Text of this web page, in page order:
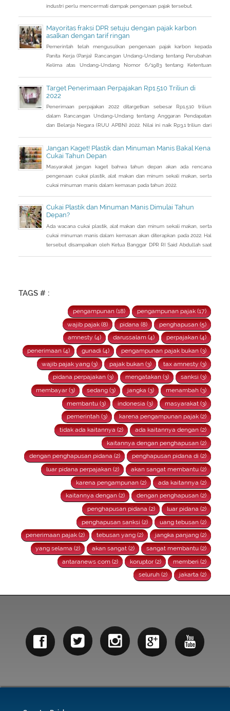
industri perlu mencermati dampak pengenaan pajak tersebut.
Mayoritas fraksi DPR setuju dengan pajak karbon
asalkan dengan tarif ringan
Pemerintah telah mengusulkan pengenaan pajak karbon kepada
Panita Kerja (Panja) Rancangan Undang-Undang tentang Perubahan
Kelima atas Undang-Undang Nomor 6/1983 tentang Ketentuan
Target Penerimaan Perpajakan Rp1.510 Triliun di
2022
Penerimaan perpajakan 2022 ditargetkan sebesar Rp1.510 triliun
dalam Rancangan Undang-Undang tentang Anggaran Pendapatan
dan Belanja Negara (RUU APBN) 2022. Nilai ini naik Rp3,1 triliun dari
pada 16 Agustus 2021.
Jangan Kaget! Plastik dan Minuman Manis Bakal Kena
Cukai Tahun Depan
Masyarakat jangan kaget bahwa tahun depan akan ada rencana
pengenaan cukai plastik, alat makan dan minum sekali makan, serta
cukai minuman manis dalam kemasan pada tahun 2022.
Cukai Plastik dan Minuman Manis Dimulai Tahun
Depan?
Ada wacana cukai plastik, alat makan dan minum sekali makan, serta
cukai minuman manis dalam kemasan akan diterapkan pada 2022. Hal
tersebut disampaikan oleh Ketua Banggar DPR RI Said Abdullah saat
TAGS # :
pengampunan (18)
pengampunan pajak (17)
wajib pajak (8)
pidana (8)
penghapusan (5)
amnesty (4)
darussalam (4)
perpajakan (4)
penerimaan (4)
gunadi (4)
pengampunan pajak bukan (3)
wajib pajak yang (3)
pajak bukan (3)
tax amnesty (3)
pidana perpajakan (3)
mengatakan (3)
sanksi (3)
membayar (3)
sedang (3) jangka (3)
menambah (3)
membantu (3)
indonesia (3)
masyarakat (3)
pemerintah (3)
karena pengampunan pajak (2)
tidak ada kaitannya (2)
ada kaitannya dengan (2)
kaitannya dengan penghapusan (2)
dengan penghapusan pidana (2)
penghapusan pidana di (2)
luar pidana perpajakan (2)
akan sangat membantu (2)
karena pengampunan (2)
ada kaitannya (2)
kaitannya dengan (2)
dengan penghapusan (2)
penghapusan pidana (2)
luar pidana (2)
penghapusan sanksi (2)
uang tebusan (2)
penerimaan pajak (2)
tebusan yang (2)
jangka panjang (2)
yang selama (2)
akan sangat (2)
sangat membantu (2)
antaranews com (2)
koruptor (2)
memberi (2)
seluruh (2)
jakarta (2)